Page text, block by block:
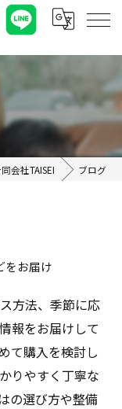
会社TAISEI ブログ
をお届け
方法、季節に応
報をお届けして
て購入を検討し
りやすく丁寧な
の選び方や整備